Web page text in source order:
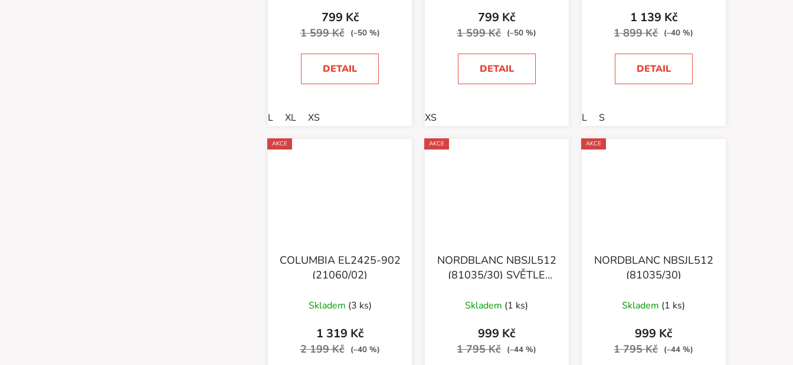
799 Kč
1 599 Kč (–50 %)
DETAIL
L XL XS
799 Kč
1 599 Kč (–50 %)
DETAIL
XS
1 139 Kč
1 899 Kč (–40 %)
DETAIL
L S
AKCE
COLUMBIA EL2425-902
(21060/02)
Skladem (3 ks)
1 319 Kč
2 199 Kč (–40 %)
AKCE
NORDBLANC NBSJL512
(81035/30) SVĚTLE
Skladem (1 ks)
999 Kč
1 795 Kč (–44 %)
AKCE
NORDBLANC NBSJL512
(81035/30)
Skladem (1 ks)
999 Kč
1 795 Kč (–44 %)